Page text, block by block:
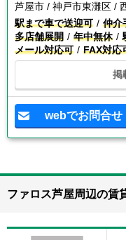
芦屋市 / 神戸市東灘区 /
駅まで車で送迎可
仲介
多店舗展開
年中無休
メール対応可
FAX対応
掲
webでお問合せ
ファロス芦屋周辺の賃